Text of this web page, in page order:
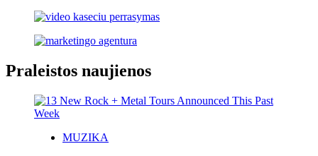
Praleistos naujienos
MUZIKA